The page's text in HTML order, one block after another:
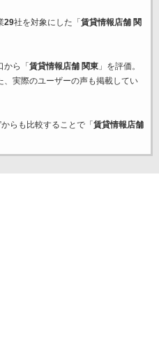
29社を対象にした「 賃貸情報店舗 関
ら「 賃貸情報店舗 関東」を評価。
実際のユーザーの声も掲載してい
らも比較することで「 賃貸情報店舗